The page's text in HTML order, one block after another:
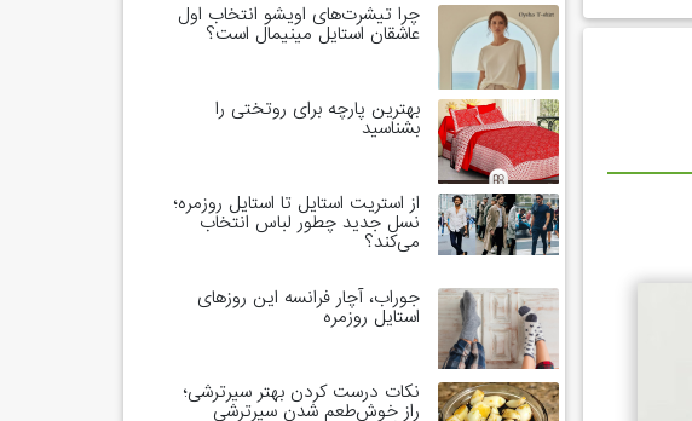
چرا تیشرت‌های اویشو انتخاب اول
عاشقان استایل مینیمال است؟
بهترین پارچه برای روتختی را
بشناسید
از استریت استایل تا استایل روزمره؛
نسل جدید چطور لباس انتخاب
می‌کند؟
جوراب، آچار فرانسه این روزهای
استایل روزمره
نکات درست کردن بهتر سیرترشی؛
راز خوش‌طعم شدن سیرترشی